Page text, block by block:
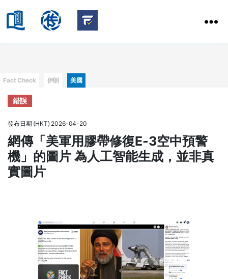
HKBU
of
Communication
Categories
Fact Check 伊朗 美國
錯誤
發布日期 (HKT) 2026-04-20
網傳「美軍用膠帶修復E-3空中預警
機」的圖片 為人工智能生成，並非真
實圖片